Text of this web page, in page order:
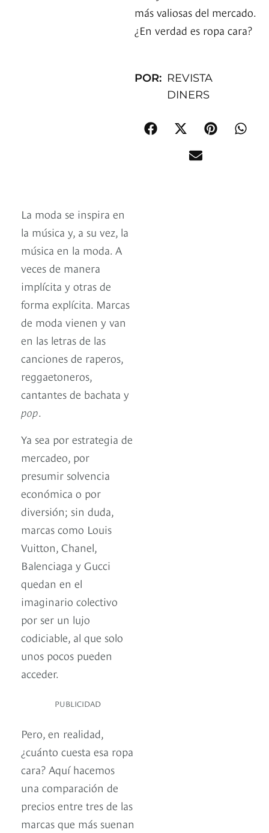
más valiosas del mercado.
¿En verdad es ropa cara?
POR: REVISTA
DINERS
La moda se inspira en
la música y, a su vez, la
música en la moda. A
veces de manera
implícita y otras de
forma explícita. Marcas
de moda vienen y van
en las letras de las
canciones de raperos,
reggaetoneros,
cantantes de bachata y
pop.
Ya sea por estrategia de
mercadeo, por
presumir solvencia
económica o por
diversión; sin duda,
marcas como Louis
Vuitton, Chanel,
Balenciaga y Gucci
quedan en el
imaginario colectivo
por ser un lujo
codiciable, al que solo
unos pocos pueden
acceder.
PUBLICIDAD
Pero, en realidad,
¿cuánto cuesta esa ropa
cara? Aquí hacemos
una comparación de
precios entre tres de las
marcas que más suenan